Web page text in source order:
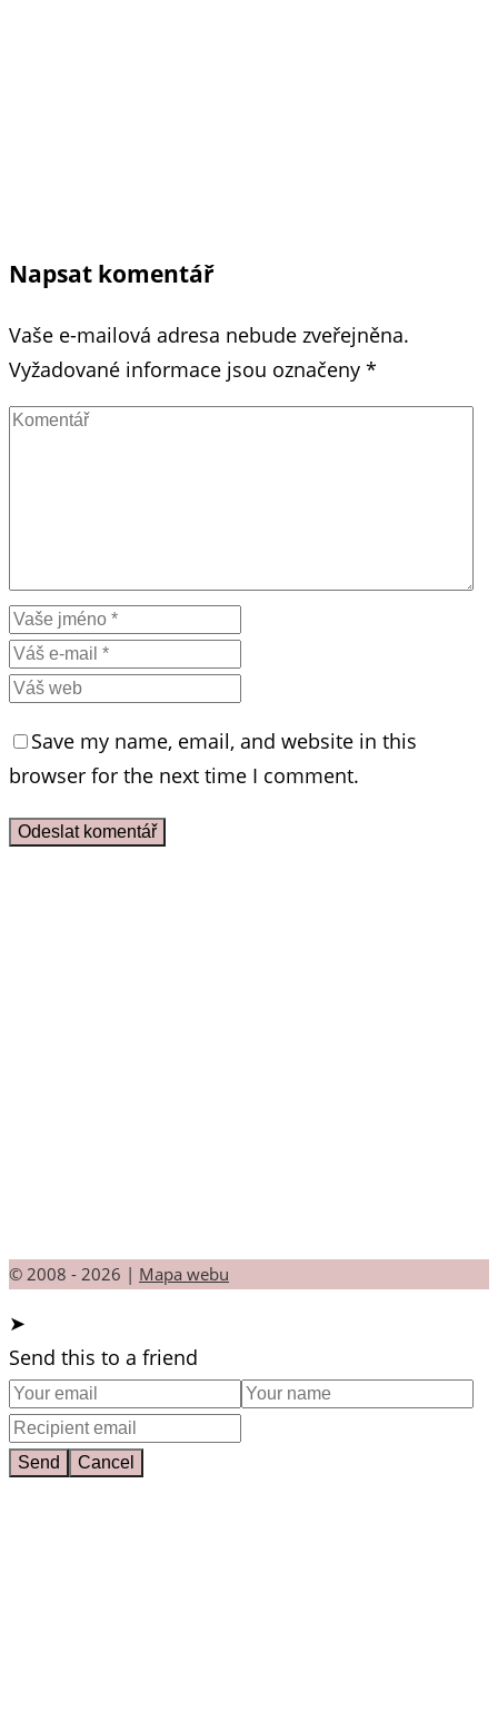
Napsat komentář
Vaše e-mailová adresa nebude zveřejněna.
Vyžadované informace jsou označeny *
Save my name, email, and website in this
browser for the next time I comment.
© 2008 - 2026 | Mapa webu
➤
Send this to a friend
Send Cancel